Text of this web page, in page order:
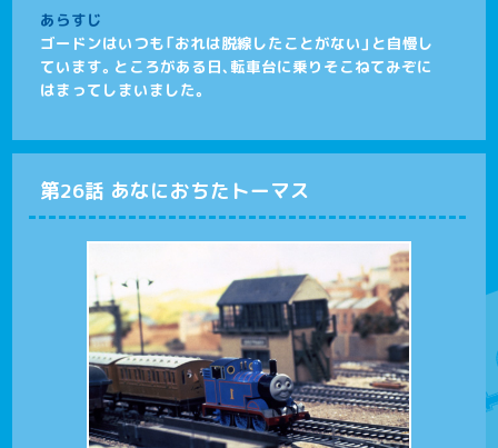
あらすじ
ゴードンはいつも「おれは脱線したことがない」と自慢し
ています。ところがある日、転車台に乗りそこねてみぞに
はまってしまいました。
第26話 あなにおちたトーマス